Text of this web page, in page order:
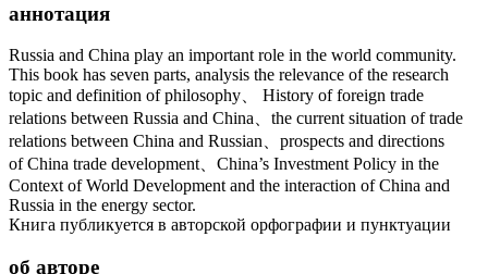
аннотация
Russia and China play an important role in the world community.
This book has seven parts, analysis the relevance of the research
topic and definition of philosophy、 History of foreign trade
relations between Russia and China、the current situation of trade
relations between China and Russian、prospects and directions
of China trade development、China’s Investment Policy in the
Context of World Development and the interaction of China and
Russia in the energy sector.
Книга публикуется в авторской орфографии и пунктуации
об авторе